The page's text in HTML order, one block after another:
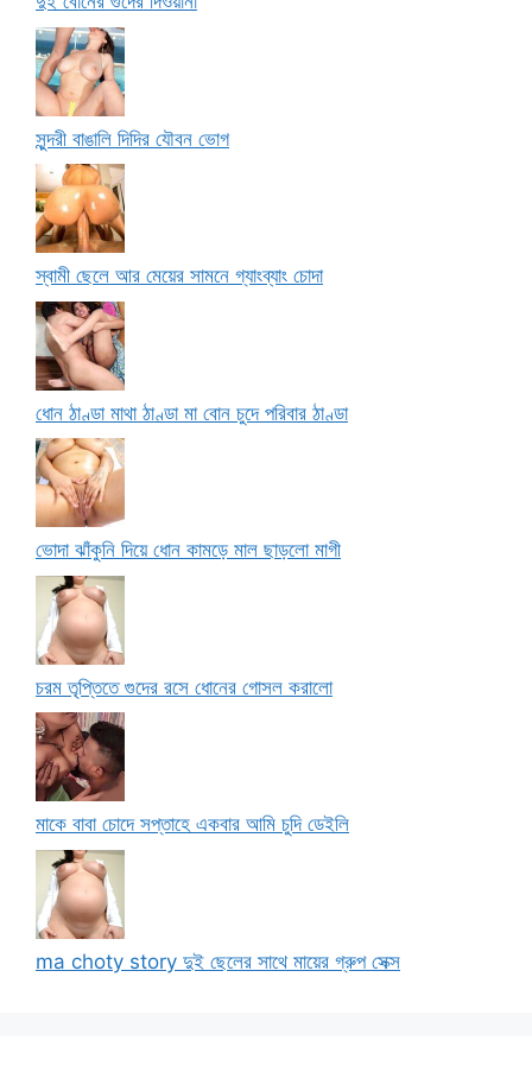
সুন্দরী বাঙালি দিদির যৌবন ভোগ
স্বামী ছেলে আর মেয়ের সামনে গ্যাংব্যাং চোদা
ধোন ঠাণ্ডা মাথা ঠাণ্ডা মা বোন চুদে পরিবার ঠাণ্ডা
ভোদা ঝাঁকুনি দিয়ে ধোন কামড়ে মাল ছাড়লো মাগী
চরম তৃপ্তিতে গুদের রসে ধোনের গোসল করালো
মাকে বাবা চোদে সপ্তাহে একবার আমি চুদি ডেইলি
ma choty story দুই ছেলের সাথে মায়ের গ্রুপ সেক্স